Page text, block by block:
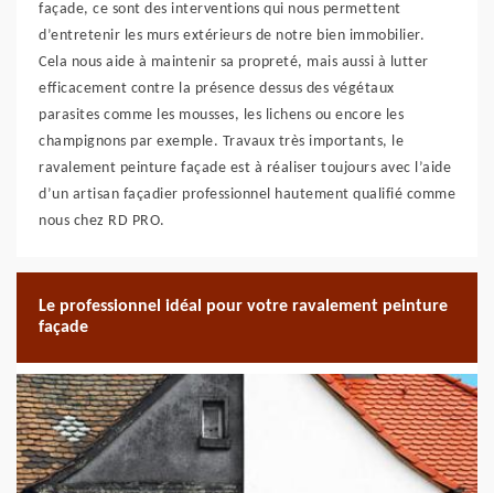
façade, ce sont des interventions qui nous permettent
d’entretenir les murs extérieurs de notre bien immobilier.
Cela nous aide à maintenir sa propreté, mais aussi à lutter
efficacement contre la présence dessus des végétaux
parasites comme les mousses, les lichens ou encore les
champignons par exemple. Travaux très importants, le
ravalement peinture façade est à réaliser toujours avec l’aide
d’un artisan façadier professionnel hautement qualifié comme
nous chez RD PRO.
Le professionnel idéal pour votre ravalement peinture
façade